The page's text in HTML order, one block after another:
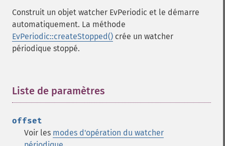
Construit un objet watcher EvPeriodic et le démarre
automatiquement. La méthode
EvPeriodic::createStopped() crée un watcher
périodique stoppé.
Liste de paramètres
offset
Voir les modes d'opération du watcher